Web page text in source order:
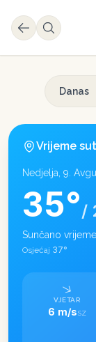
Danas
Vrijeme
Nedjelja, 9.
35°/
Sunčano vrijeme
Osjećaj 37°
VJETAR
6 m/sSZ